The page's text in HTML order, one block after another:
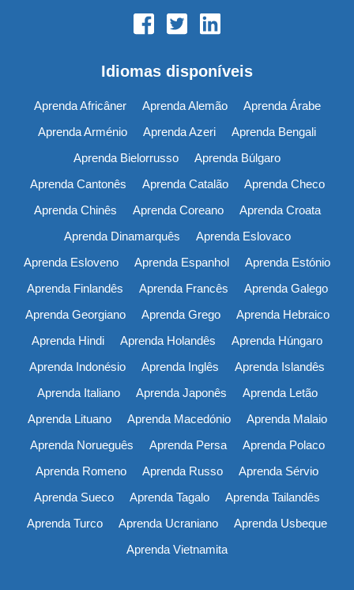
Idiomas disponíveis
Aprenda Africâner Aprenda Alemão
Aprenda Árabe
Aprenda Arménio
Aprenda Azeri
Aprenda Bengali
Aprenda Bielorrusso
Aprenda Búlgaro
Aprenda Cantonês
Aprenda Catalão
Aprenda Checo
Aprenda Chinês
Aprenda Coreano
Aprenda Croata
Aprenda Dinamarquês
Aprenda Eslovaco
Aprenda Esloveno
Aprenda Espanhol
Aprenda Estónio
Aprenda Finlandês
Aprenda Francês
Aprenda Galego
Aprenda Georgiano
Aprenda Grego
Aprenda Hebraico
Aprenda Hindi
Aprenda Holandês
Aprenda Húngaro
Aprenda Indonésio
Aprenda Inglês
Aprenda Islandês
Aprenda Italiano
Aprenda Japonês
Aprenda Letão
Aprenda Lituano
Aprenda Macedónio
Aprenda Malaio
Aprenda Norueguês
Aprenda Persa
Aprenda Polaco
Aprenda Romeno
Aprenda Russo
Aprenda Sérvio
Aprenda Sueco
Aprenda Tagalo
Aprenda Tailandês
Aprenda Turco
Aprenda Ucraniano
Aprenda Usbeque
Aprenda Vietnamita